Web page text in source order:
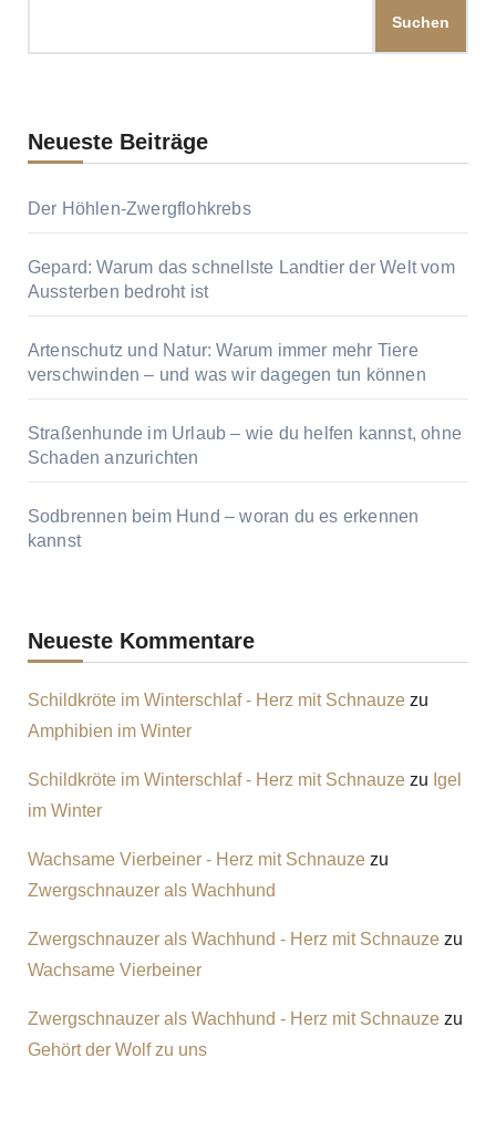
Suchen
Neueste Beiträge
Der Höhlen-Zwergflohkrebs
Gepard: Warum das schnellste Landtier der Welt vom
Aussterben bedroht ist
Artenschutz und Natur: Warum immer mehr Tiere
verschwinden – und was wir dagegen tun können
Straßenhunde im Urlaub – wie du helfen kannst, ohne
Schaden anzurichten
Sodbrennen beim Hund – woran du es erkennen
kannst
Neueste Kommentare
Schildkröte im Winterschlaf - Herz mit Schnauzezu
Amphibien im Winter
Schildkröte im Winterschlaf - Herz mit Schnauzezu Igel
im Winter
Wachsame Vierbeiner - Herz mit Schnauzezu
Zwergschnauzer als Wachhund
Zwergschnauzer als Wachhund - Herz mit Schnauzezu
Wachsame Vierbeiner
Zwergschnauzer als Wachhund - Herz mit Schnauzezu
Gehört der Wolf zu uns